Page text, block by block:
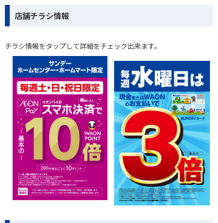
店舗チラシ情報
チラシ情報をタップして詳細をチェック出来ます。